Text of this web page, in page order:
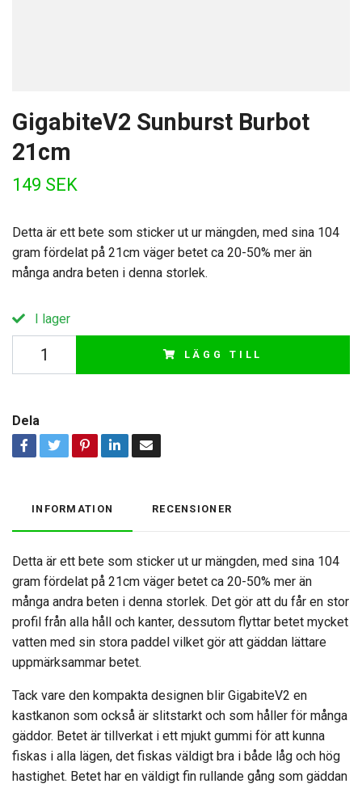
GigabiteV2 Sunburst Burbot
21cm
149 SEK
Detta är ett bete som sticker ut ur mängden, med sina 104
gram fördelat på 21cm väger betet ca 20-50% mer än
många andra beten i denna storlek.
I lager
LÄGG TILL
Dela
INFORMATION RECENSIONER
Detta är ett bete som sticker ut ur mängden, med sina 104
gram fördelat på 21cm väger betet ca 20-50% mer än
många andra beten i denna storlek. Det gör att du får en stor
profil från alla håll och kanter, dessutom flyttar betet mycket
vatten med sin stora paddel vilket gör att gäddan lättare
uppmärksammar betet.
Tack vare den kompakta designen blir GigabiteV2 en
kastkanon som också är slitstarkt och som håller för många
gäddor. Betet är tillverkat i ett mjukt gummi för att kunna
fiskas i alla lägen, det fiskas väldigt bra i både låg och hög
hastighet. Betet har en väldigt fin rullande gång som gäddan